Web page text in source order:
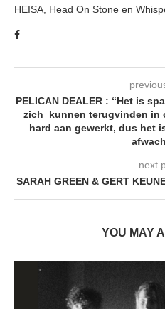
HEISA, Head On Stone en
PELICAN DEALER : “Het is
zich kunnen terugvinden in
hard aan gewerkt, dus het
next
SARAH GREEN & GERT
YOU MAY